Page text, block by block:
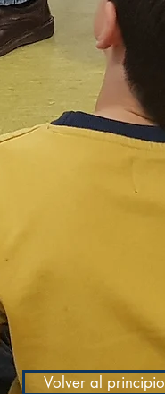
Volver al principio